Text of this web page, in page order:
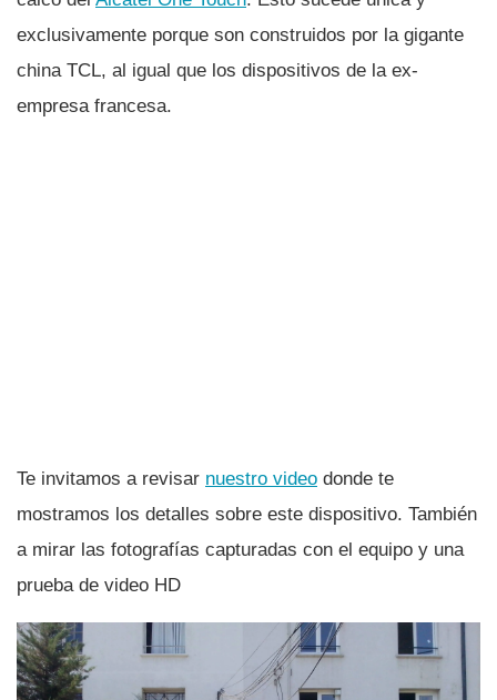
exclusivamente porque son construidos por la gigante
china TCL, al igual que los dispositivos de la ex-
empresa francesa.
Te invitamos a revisar nuestro video donde te
mostramos los detalles sobre este dispositivo. También
a mirar las fotografí­as capturadas con el equipo y una
prueba de video HD